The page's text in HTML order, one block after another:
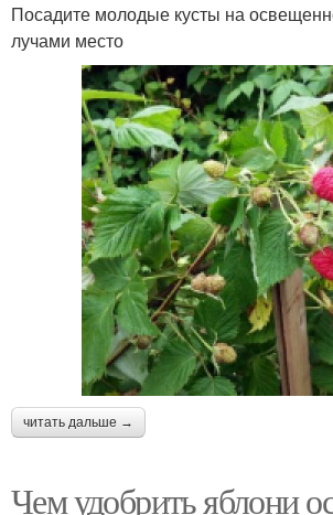
Посадите молодые кусты на
лучами место
читать дальше →
Чем удобрить яблони